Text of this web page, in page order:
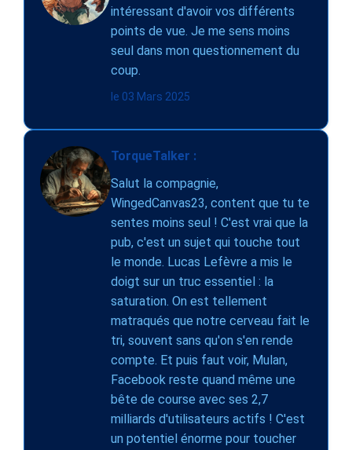
intéressant d'avoir vos différents
points de vue. Je me sens moins
seul dans mon questionnement du
coup.
le 03 Mars 2025
TorqueTalker :
Salut la compagnie,
WingedCanvas23, content que tu te
sentes moins seul ! C'est vrai que la
pub, c'est un sujet qui touche tout
le monde. Lucas Lefèvre a mis le
doigt sur un truc essentiel : la
saturation. On est tellement
matraqués que notre cerveau fait le
tri, souvent sans qu'on s'en rende
compte. Et puis faut voir, Mulan,
Facebook reste quand même une
bête de course avec ses 2,7
milliards d'utilisateurs actifs ! C'est
un potentiel énorme pour toucher